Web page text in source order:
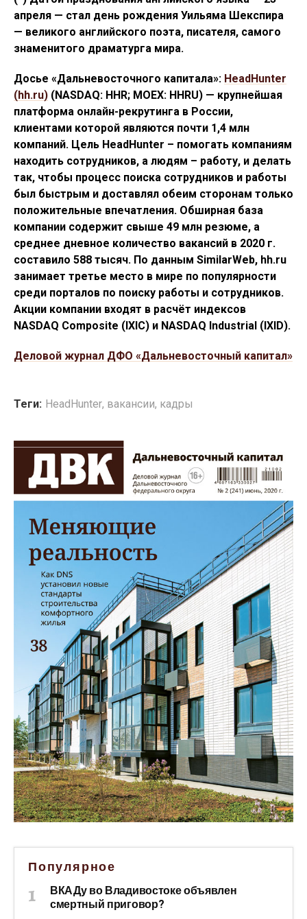
апреля — стал день рождения Уильяма Шекспира
— великого английского поэта, писателя, самого
знаменитого драматурга мира.
Досье «Дальневосточного капитала»: HeadHunter
(hh.ru) (NASDAQ: HHR; MOEX: HHRU) — крупнейшая
платформа онлайн-рекрутинга в России,
клиентами которой являются почти 1,4 млн
компаний. Цель HeadHunter – помогать компаниям
находить сотрудников, а людям – работу, и делать
так, чтобы процесс поиска сотрудников и работы
был быстрым и доставлял обеим сторонам только
положительные впечатления. Обширная база
компании содержит свыше 49 млн резюме, а
среднее дневное количество вакансий в 2020 г.
составило 588 тысяч. По данным SimilarWeb, hh.ru
занимает третье место в мире по популярности
среди порталов по поиску работы и сотрудников.
Акции компании входят в расчёт индексов
NASDAQ Composite (IXIC) и NASDAQ Industrial (IXID).
Деловой журнал ДФО «Дальневосточный капитал»
Теги: HeadHunter, вакансии, кадры
Популярное
ВКАДу во Владивостоке объявлен
смертный приговор?